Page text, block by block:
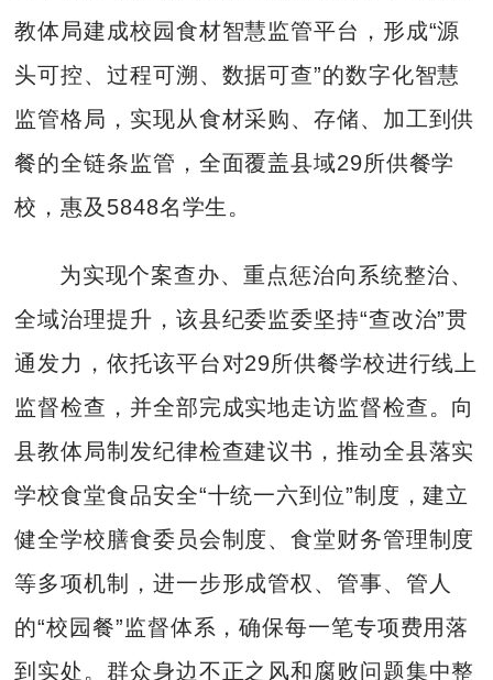
教体局建成校园食材智慧监管平台，形成“源
头可控、过程可溯、数据可查”的数字化智慧
监管格局，实现从食材采购、存储、加工到供
餐的全链条监管，全面覆盖县域29所供餐学
校，惠及5848名学生。
为实现个案查办、重点惩治向系统整治、
全域治理提升，该县纪委监委坚持“查改治”贯
通发力，依托该平台对29所供餐学校进行线上
监督检查，并全部完成实地走访监督检查。向
县教体局制发纪律检查建议书，推动全县落实
学校食堂食品安全“十统一六到位”制度，建立
健全学校膳食委员会制度、食堂财务管理制度
等多项机制，进一步形成管权、管事、管人
的“校园餐”监督体系，确保每一笔专项费用落
到实处。群众身边不正之风和腐败问题集中整